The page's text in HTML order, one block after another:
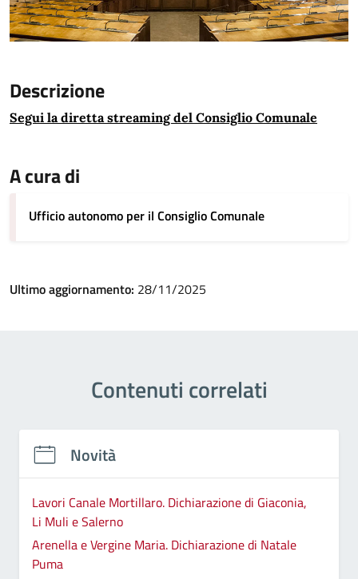
Descrizione
Segui la diretta streaming del Consiglio Comunale
A cura di
Ufficio autonomo per il Consiglio Comunale
Ultimo aggiornamento: 28/11/2025
Contenuti correlati
Novità
Lavori Canale Mortillaro. Dichiarazione di Giaconia,
Li Muli e Salerno
Arenella e Vergine Maria. Dichiarazione di Natale
Puma